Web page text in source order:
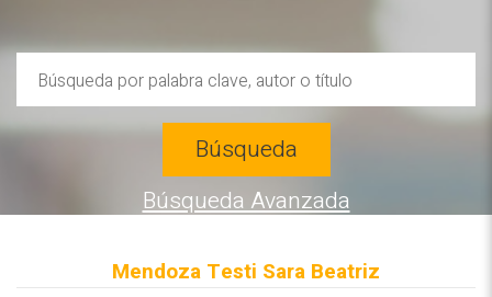
Búsqueda
Búsqueda Avanzada
Mendoza Testi Sara Beatriz